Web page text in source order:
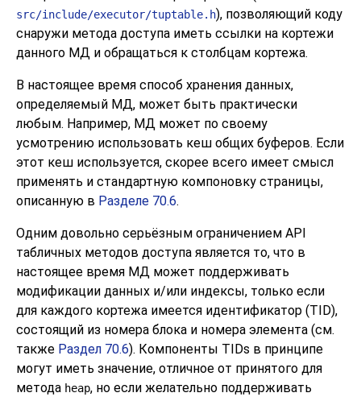
src/include/executor/tuptable.h), позволяющий коду
снаружи метода доступа иметь ссылки на кортежи
данного МД и обращаться к столбцам кортежа.
В настоящее время способ хранения данных,
определяемый МД, может быть практически
любым. Например, МД может по своему
усмотрению использовать кеш общих буферов. Если
этот кеш используется, скорее всего имеет смысл
применять и стандартную компоновку страницы,
описанную в Разделе 70.6.
Одним довольно серьёзным ограничением API
табличных методов доступа является то, что в
настоящее время МД может поддерживать
модификации данных и/или индексы, только если
для каждого кортежа имеется идентификатор (TID),
состоящий из номера блока и номера элемента (см.
также Раздел 70.6). Компоненты TIDs в принципе
могут иметь значение, отличное от принятого для
метода heap, но если желательно поддерживать